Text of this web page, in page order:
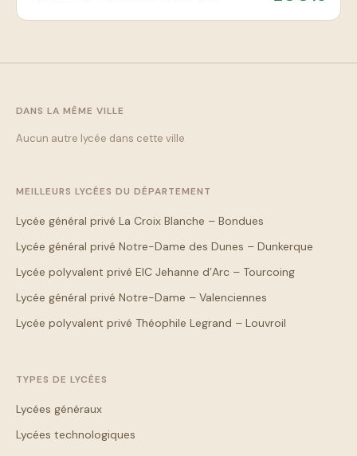
DANS LA MÊME VILLE
Aucun autre lycée dans cette ville
MEILLEURS LYCÉES DU DÉPARTEMENT
Lycée général privé La Croix Blanche – Bondues
Lycée général privé Notre-Dame des Dunes – Dunkerque
Lycée polyvalent privé EIC Jehanne d’Arc – Tourcoing
Lycée général privé Notre-Dame – Valenciennes
Lycée polyvalent privé Théophile Legrand – Louvroil
TYPES DE LYCÉES
Lycées généraux
Lycées technologiques